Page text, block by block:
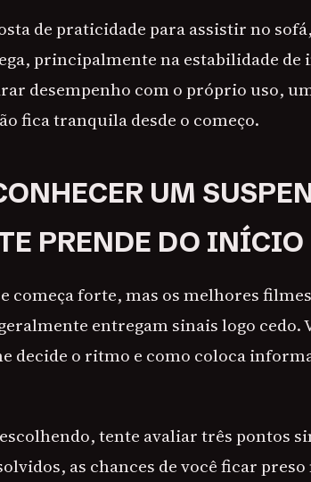
de praticidade para assistir no
principalmente na estabilidade de
desempenho com o próprio uso,
fica tranquila desde o começo.
UM
PRENDE DO INÍCIO
começa forte, mas os melhores
entregam sinais logo cedo.
decide o ritmo e como coloca
tente avaliar três pontos
as chances de você ficar